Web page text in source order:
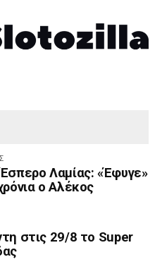
Λαμίας: «Έφυγε»
ο Αλέκος
στις 29/8 το Super